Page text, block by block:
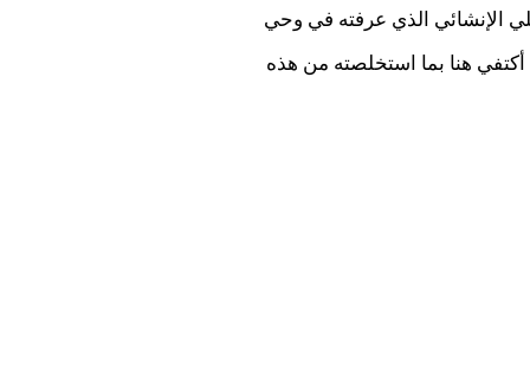
الإنشائي الذي عرفته في وحي
أكتفي هنا بما استخلصته من هذه